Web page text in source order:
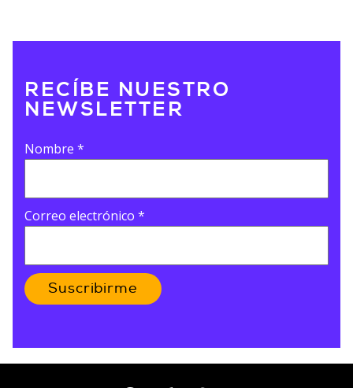
RECÍBE NUESTRO
NEWSLETTER
Nombre *
Correo electrónico *
Suscribirme